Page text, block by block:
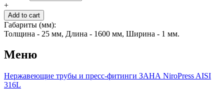
+
Габариты (мм):
Толщина - 25 мм, Длина - 1600 мм, Ширина - 1 мм.
Меню
Нержавеющие трубы и пресс-фитинги ЗАНА NiroPress AISI
316L